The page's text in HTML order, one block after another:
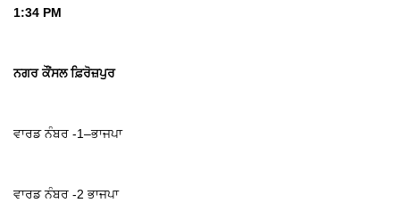
1:34 PM
ਨਗਰ ਕੌਂਸਲ ਫ਼ਿਰੋਜ਼ਪੁਰ
ਵਾਰਡ ਨੰਬਰ -1–ਭਾਜਪਾ
ਵਾਰਡ ਨੰਬਰ -2 ਭਾਜਪਾ